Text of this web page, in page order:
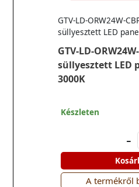
GTV-LD-
süllyesztett LED
3000K
GTV-LD-
süllyesztett LED
Készleten
-
A termékről